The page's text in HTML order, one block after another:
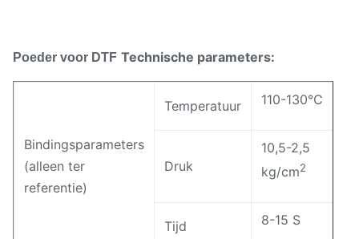
Poeder voor DTF Technische parameters:
Bindingsparameters
(alleen ter
referentie)
Temperatuur 110-130°C
Druk
10,5-2,5
kg/cm2
Tijd 8-15 S